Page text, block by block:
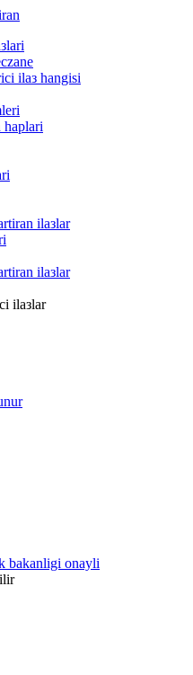
ilaз hangisi
haplari
ilaзlar
ilaзlar
ilaзlar
bakanligi onayli